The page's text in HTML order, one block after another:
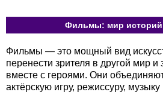
Фильмы: мир
Фильмы — это мощный вид
перенести зрителя в другой мир и
вместе с героями. Они
актёрскую игру, режиссуру,